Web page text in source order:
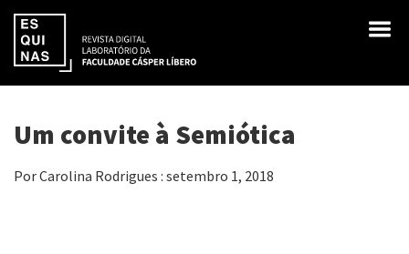
Um convite à Semiótica
Por Carolina Rodrigues : setembro 1, 2018